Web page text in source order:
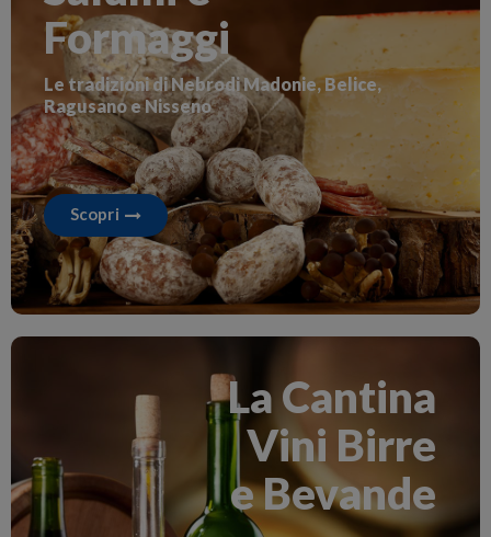
Formaggi
Le tradizioni di Nebrodi Madonie, Belice,
Ragusano e Nisseno
Scopri
La Cantina
Vini Birre
e Bevande